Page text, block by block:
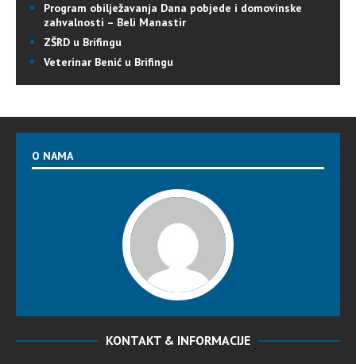
Program obilježavanja Dana pobjede i domovinske
zahvalnosti – Beli Manastir
ZŠRD u Brifingu
Veterinar Benić u Brifingu
O NAMA
KONTAKT & INFORMACIJE